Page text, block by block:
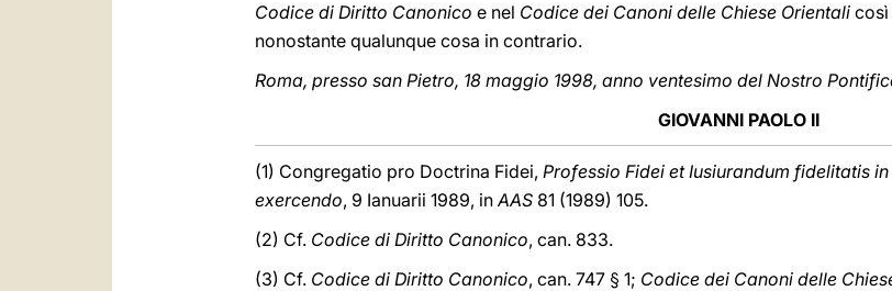
Codice di Diritto Canonico e nel Codice dei Canoni delle Chiese Orientali così
nonostante qualunque cosa in contrario.
Roma, presso san Pietro, 18 maggio 1998, anno ventesimo del Nostro
GIOVANNI PAOLO II
(1) Congregatio pro Doctrina Fidei, Professio Fidei et Iusiurandum fidelitatis
exercendo, 9 Ianuarii 1989, inAAS 81 (1989) 105.
(2) Cf. Codice di Diritto Canonico, can. 833.
(3) Cf. Codice di Diritto Canonico, can. 747 § 1; Codice dei Canoni delle